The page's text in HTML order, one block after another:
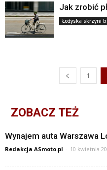
Jak zrobić
Łożyska skrzyni
1
ZOBACZ TEŻ
Wynajem auta Warszawa
Redakcja ASmoto.pl - 10 kwietnia